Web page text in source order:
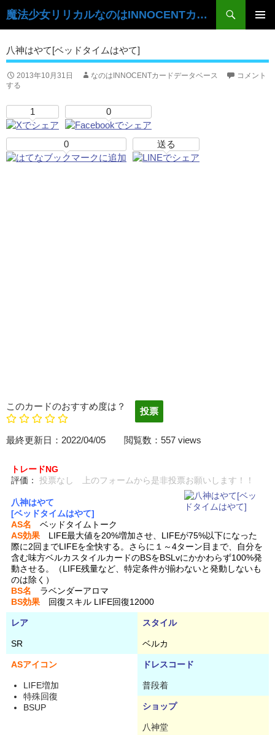
魔法少女リリカルなのはINNOCENTカードデータベース
検
索
イ
ン
テ
ン
ツ
へ
ッ
プ
八神はやて[ベッドタイムはやて]
2013年10月31日 なのはINNOCENTカードデータベース
コメント
する
1 0
0 送る
このカードのおすすめ度は？
最終更新日：2022/04/05 閲覧数：557 views
トレードNG
評価：
投票なし 上のフォームから是非投票お願いします！！
八神はやて
[ベッドタイムはやて]
AS名 ベッドタイムトーク
AS効果 LIFE最大値を20%増加させ、LIFEが75%以下になった
際に2回までLIFEを全快する。さらに１～4ターン目まで、自分を
含む味方ベルカスタイルカードのBSをBSLvにかかわらず100%発
動させる。（LIFE残量など、特定条件が揃わないと発動しないも
のは除く）
BS名 ラベンダーアロマ
BS効果 回復スキル LIFE回復12000
レア スタイル
SR ベルカ
ASアイコン ドレスコード
LIFE増加
特殊回復
BSUP
普段着
ショップ
八神堂